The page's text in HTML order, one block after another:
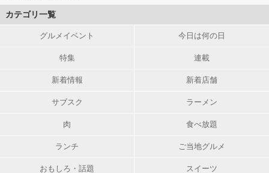
カテゴリ一覧
グルメイベント 今日は何の日
特集 連載
新着情報 新着店舗
サブスク ラーメン
肉 食べ放題
ランチ ご当地グルメ
おもしろ・話題 スイーツ